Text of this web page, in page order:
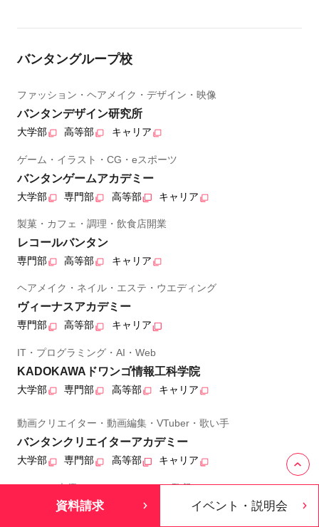
バンタングループ校
ファッション・ヘアメイク・デザイン・映像
バンタンデザイン研究所
大学部 高等部 キャリア
ゲーム・イラスト・CG・eスポーツ
バンタンゲームアカデミー
大学部 専門部 高等部 キャリア
製菓・カフェ・調理・飲食店開業
レコールバンタン
専門部 高等部 キャリア
ヘアメイク・ネイル・エステ・ウエディング
ヴィーナスアカデミー
専門部 高等部 キャリア
IT・プログラミング・AI・Web
KADOKAWAドワンゴ情報工科学院
大学部 専門部 高等部 キャリア
動画クリエイター・動画編集・VTuber・歌い手
バンタンクリエイターアカデミー
大学部 専門部 高等部 キャリア
アニメ・声優・アニメCG・アニメ監督
KADOKAWAアニメ・声優アカデミー
キャリア
資料請求 イベント・説明会